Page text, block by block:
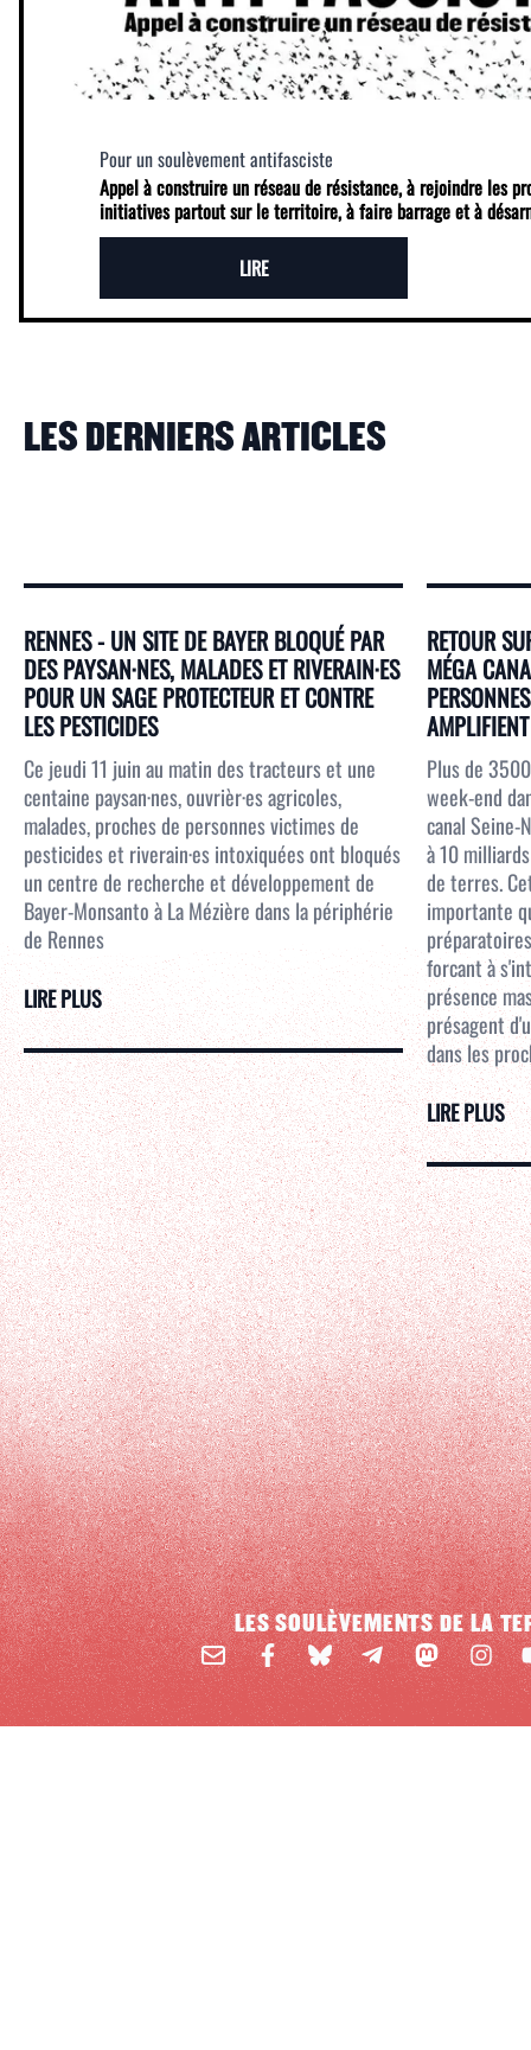
Pour un soulèvement antifasciste
Appel à construire un réseau de résistance, à rejoindre les
initiatives partout sur le territoire, à faire barrage et à
LIRE
LES DERNIERS ARTICLES
RENNES - UN SITE DE BAYER BLOQUÉ PAR
DES PAYSAN·NES, MALADES ET RIVERAIN·ES
POUR UN SAGE PROTECTEUR ET CONTRE
LES PESTICIDES
Ce jeudi 11 juin au matin des tracteurs et une
centaine paysan·nes, ouvrièr·es agricoles,
malades, proches de personnes victimes de
pesticides et riverain·es intoxiquées ont bloqués
un centre de recherche et développement de
Bayer-Monsanto à La Mézière dans la périphérie
de Rennes
LIRE PLUS
RETOUR
MÉGA
Plus de
week-end
canal Seine-
à 10
de terres.
importante
forcant à
présence
présagent
dans les
LIRE PLUS
Email FacebookBlueSky Mastodon
LES SOULÈVEMENTS DE LA